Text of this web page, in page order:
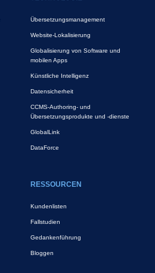
Übersetzungsmanagement
Website-Lokalisierung
Globalisierung von Software und
mobilen Apps
Künstliche Intelligenz
Datensicherheit
CCMS-Authoring- und
Übersetzungsprodukte und -dienste
GlobalLink
DataForce
RESSOURCEN
Kundenlisten
Fallstudien
Gedankenführung
Bloggen